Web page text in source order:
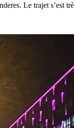
Le trajet s’est